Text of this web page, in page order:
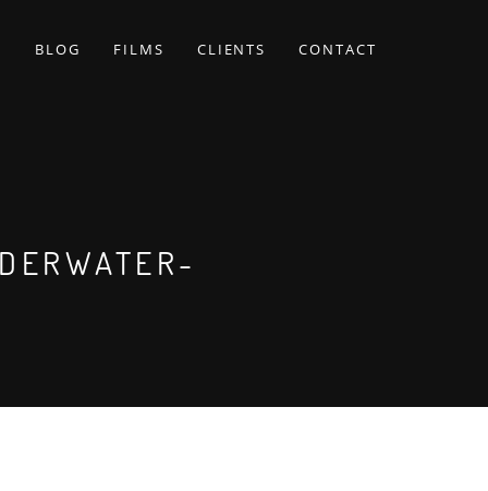
BLOG FILMS CLIENTS CONTACT